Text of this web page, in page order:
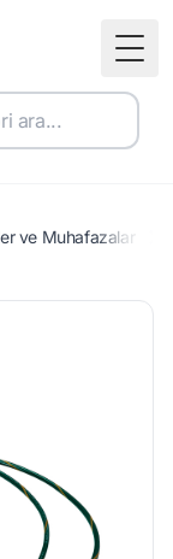
ve Muhafazalar